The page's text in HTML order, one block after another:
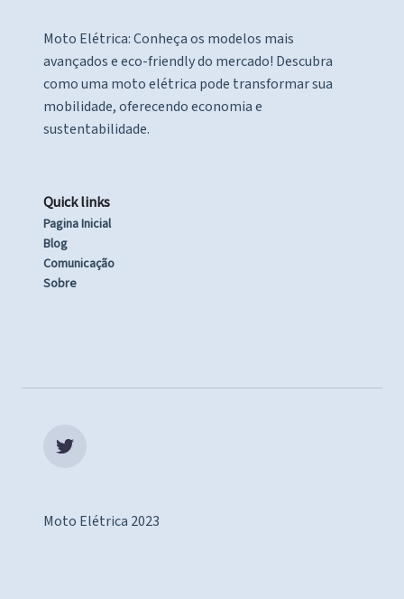
Moto Elétrica: Conheça os modelos mais
avançados e eco-friendly do mercado! Descubra
como uma moto elétrica pode transformar sua
mobilidade, oferecendo economia e
sustentabilidade.
Quick links
Pagina Inicial
Blog
Comunicação
Sobre
Moto Elétrica 2023